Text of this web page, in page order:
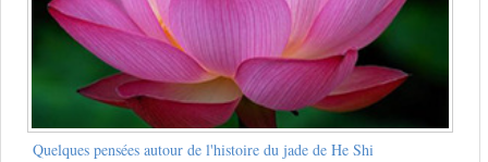
Quelques pensées autour de l'histoire du jade de He Shi